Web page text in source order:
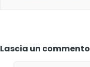
Lascia un commento